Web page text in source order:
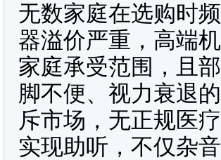
无数家庭在选购时
器溢价严重，高端
家庭承受范围，且
脚不便、视力衰退
斥市场，无正规医
实现助听，不仅杂